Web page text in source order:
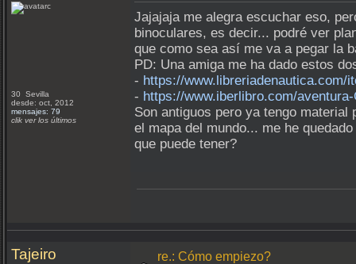
30 Sevilla
desde: oct, 2012
mensajes: 79
clik ver los últimos
Jajajaja me alegra escuchar eso,
binoculares, es decir... podré ver
que como sea así me va a pegar la
PD: Una amiga me ha dado estos
- https://www.libreriadenautica.com/
- https://www.iberlibro.com/
Son antiguos pero ya tengo
el mapa del mundo... me he
que puede tener?
Tajeiro re.: Cómo empiezo?